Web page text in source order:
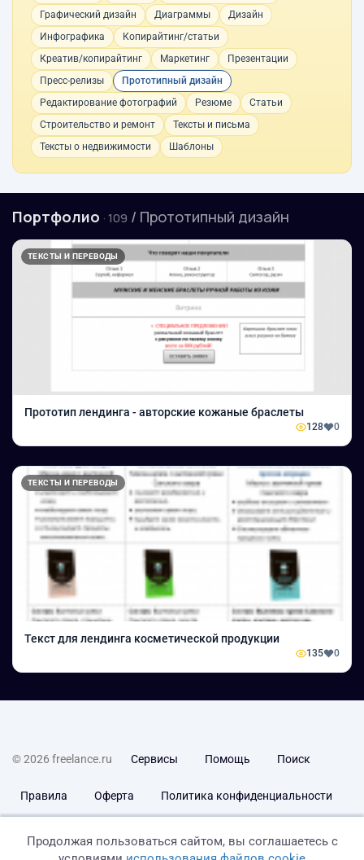
Графический дизайн
Диаграммы
Дизайн
Инфографика
Копирайтинг/статьи
Креатив/копирайтинг
Маркетинг
Презентации
Пресс-релизы
Прототипный дизайн
Редактирование фотографий
Резюме
Статьи
Строительство и ремонт
Тексты и письма
Тексты о недвижимости
Шаблоны
Портфолио · 109 / Прототипный дизайн
ТЕКСТЫ И ПЕРЕВОДЫ
Прототип лендинга - авторские кожаные браслеты
128 0
ТЕКСТЫ И ПЕРЕВОДЫ
Текст для лендинга косметической продукции
135 0
© 2026 freelance.ru Сервисы Помощь Поиск
Правила Оферта Политика конфиденциальности
Продолжая пользоваться сайтом, вы соглашаетесь с